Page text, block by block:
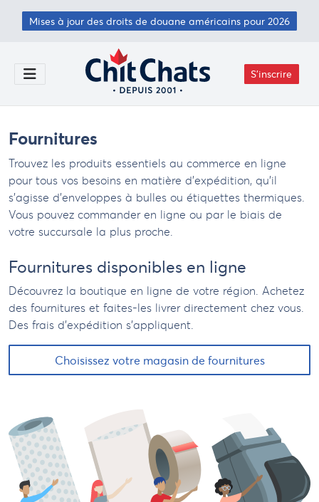
Passer au contenu principal
Mises à jour des droits de douane américains pour 2026
Toggle Menu
S'inscrire
Fournitures
Trouvez les produits essentiels au commerce en ligne
pour tous vos besoins en matière d'expédition, qu'il
s'agisse d'enveloppes à bulles ou étiquettes thermiques.
Vous pouvez commander en ligne ou par le biais de
votre succursale la plus proche.
Fournitures disponibles en ligne
Découvrez la boutique en ligne de votre région. Achetez
des fournitures et faites-les livrer directement chez vous.
Des frais d'expédition s'appliquent.
Choisissez votre magasin de fournitures